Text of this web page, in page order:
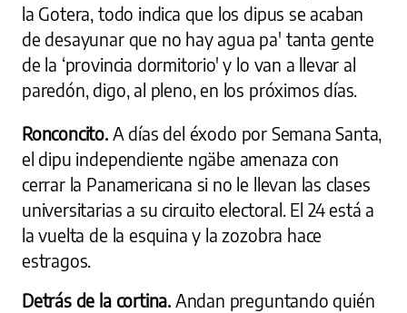
la Gotera, todo indica que los dipus se acaban
de desayunar que no hay agua pa' tanta gente
de la ‘provincia dormitorio' y lo van a llevar al
paredón, digo, al pleno, en los próximos días.
Ronconcito. A días del éxodo por Semana Santa,
el dipu independiente ngäbe amenaza con
cerrar la Panamericana si no le llevan las clases
universitarias a su circuito electoral. El 24 está a
la vuelta de la esquina y la zozobra hace
estragos.
Detrás de la cortina. Andan preguntando quién